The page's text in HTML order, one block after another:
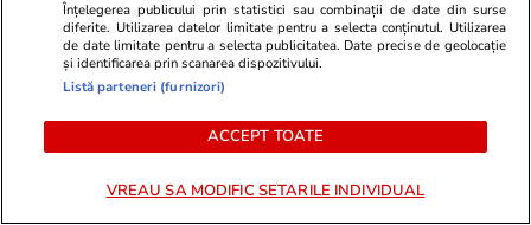
apartament de vacanță de 120 de
euro pe noapte. Internetul s-a
împărțit în două tabere
Grecia
și nu bate
sau dacă
Tehnologie 13 iul.
Înțelegerea publicului prin statistici sau combinații de date din surse
diferite. Utilizarea datelor limitate pentru a selecta conținutul. Utilizarea
de date limitate pentru a selecta publicitatea. Date precise de geolocație
și identificarea prin scanarea dispozitivului.
Listă parteneri (furnizori)
ACCEPT TOATE
VREAU SA MODIFIC SETARILE INDIVIDUAL